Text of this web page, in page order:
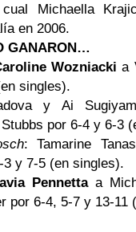
Michaella
en 2006.
GANARON…
Wozniacki a
singles).
y Ai
por 6-4 y 6-3
: Tamarine
3 y 7-5 (en singles).
Pennettaa
por 6-4, 5-7 y 13-11